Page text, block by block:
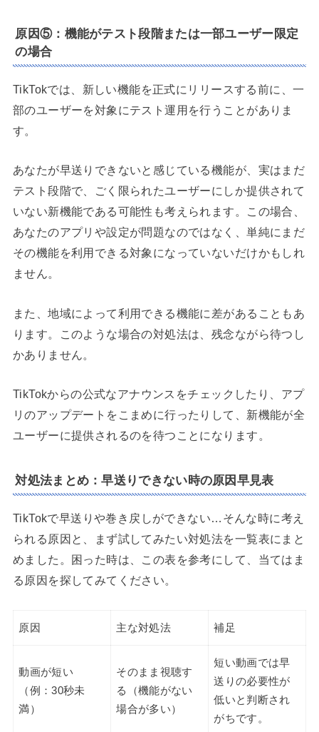
原因⑤：機能がテスト段階または一部ユーザー限定
の場合
TikTokでは、新しい機能を正式にリリースする前に、一
部のユーザーを対象にテスト運用を行うことがありま
す。
あなたが早送りできないと感じている機能が、実はまだ
テスト段階で、ごく限られたユーザーにしか提供されて
いない新機能である可能性も考えられます。この場合、
あなたのアプリや設定が問題なのではなく、単純にまだ
その機能を利用できる対象になっていないだけかもしれ
ません。
また、地域によって利用できる機能に差があることもあ
ります。このような場合の対処法は、残念ながら待つし
かありません。
TikTokからの公式なアナウンスをチェックしたり、アプ
リのアップデートをこまめに行ったりして、新機能が全
ユーザーに提供されるのを待つことになります。
対処法まとめ：早送りできない時の原因早見表
TikTokで早送りや巻き戻しができない…そんな時に考え
られる原因と、まず試してみたい対処法を一覧表にまと
めました。困った時は、この表を参考にして、当てはま
る原因を探してみてください。
原因 主な対処法 補足
動画が短い
（例：30秒未
満）
そのまま視聴す
る（機能がない
場合が多い）
短い動画では早
送りの必要性が
低いと判断され
がちです。